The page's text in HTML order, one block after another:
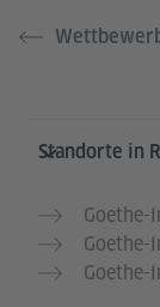
Service-
Standorte in
Goethe-
Goethe-